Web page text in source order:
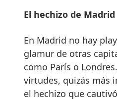
El hechizo de Madrid
En Madrid no hay
glamur de otras
como París o
virtudes, quizás más
el hechizo que